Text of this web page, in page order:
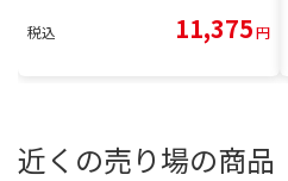
税込 11,375円
近くの売り場の商品